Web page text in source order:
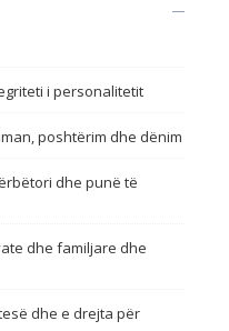
i personalitetit
poshtërim dhe dënim
dhe punë të
dhe familjare dhe
dhe e drejta për